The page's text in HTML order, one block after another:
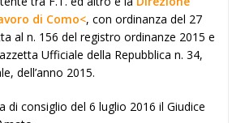
di Como<, con ordinanza del 27
al n. 156 del registro ordinanze 2015 e
Ufficiale della Repubblica n. 34,
dell’anno 2015.
di consiglio del 6 luglio 2016 il Giudice